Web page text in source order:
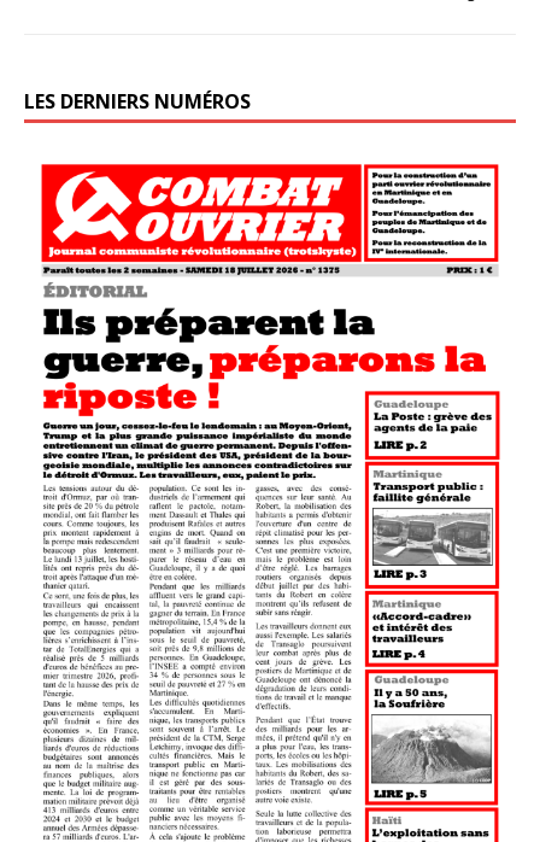
LES DERNIERS NUMÉROS